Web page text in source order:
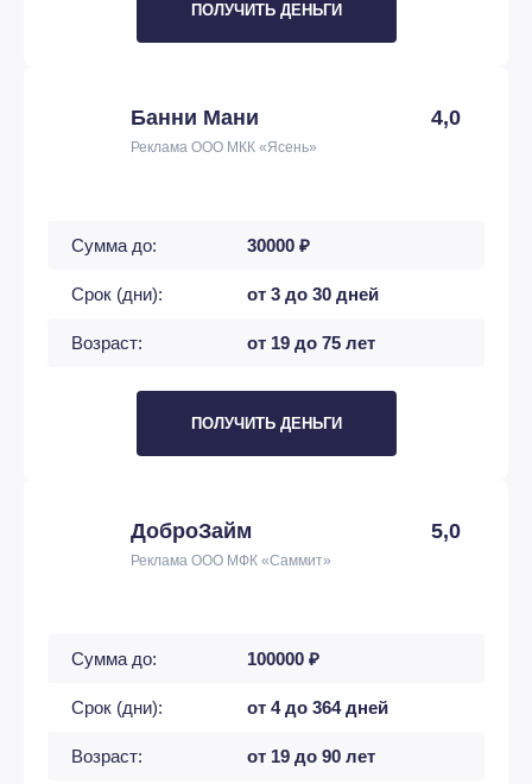
ПОЛУЧИТЬ ДЕНЬГИ
Банни Мани 4,0
Реклама ООО МКК «Ясень»
Сумма до: 30000 ₽
Срок (дни): от 3 до 30 дней
Возраст: от 19 до 75 лет
ПОЛУЧИТЬ ДЕНЬГИ
ДоброЗайм 5,0
Реклама ООО МФК «Саммит»
Сумма до: 100000 ₽
Срок (дни): от 4 до 364 дней
Возраст: от 19 до 90 лет